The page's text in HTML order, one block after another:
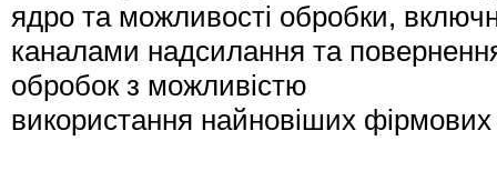
ядро ​​та можливості обробки,
каналами надсилання та
обробок з можливістю
використання найновіших